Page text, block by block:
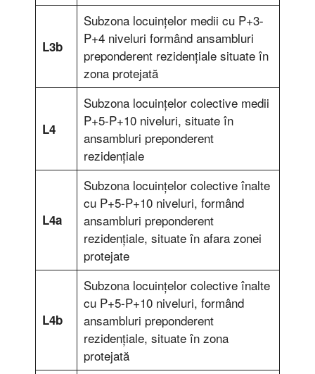
L3b
Subzona locuinţelor medii cu P+3-
P+4 niveluri formând ansambluri
preponderent rezidenţiale situate în
zona protejată
L4
Subzona locuinţelor colective medii
P+5-P+10 niveluri, situate în
ansambluri preponderent
rezidenţiale
L4a
Subzona locuinţelor colective înalte
cu P+5-P+10 niveluri, formând
ansambluri preponderent
rezidenţiale, situate în afara zonei
protejate
L4b
Subzona locuinţelor colective înalte
cu P+5-P+10 niveluri, formând
ansambluri preponderent
rezidenţiale, situate în zona
protejată